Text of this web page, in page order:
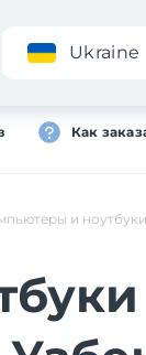
Приложение
Как
Ukraine
и